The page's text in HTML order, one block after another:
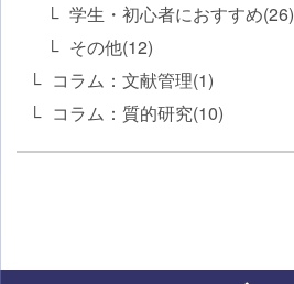
学生・初心者におすすめ(26)
その他(12)
コラム：文献管理(1)
コラム：質的研究(10)